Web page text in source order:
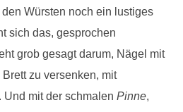
Würsten noch ein lustiges
sich das, gesprochen
grob gesagt darum, Nägel mit
zu versenken, mit
mit der schmalen Pinne,